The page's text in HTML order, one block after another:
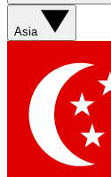
Asia